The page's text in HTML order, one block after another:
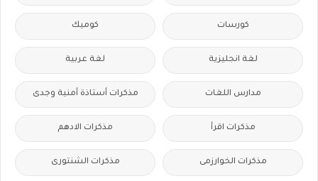
كورسات كوميك
لغة انجليزية لغة عربية
مدارس اللغات مذكرات أستاذة أمنية وجدى
مذكرات اقرأ مذكرات الادهم
مذكرات الخوارزمى مذكرات الشنتورى